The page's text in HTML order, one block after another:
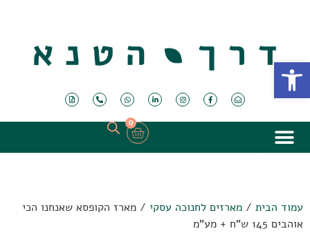
פתח סרגל נגישות
0
עמוד הבית / מארזים לחנוכה עסקי / מארז הקופסא שאנחנו הכי
אוהבים 145 ש"ח + מע"מ